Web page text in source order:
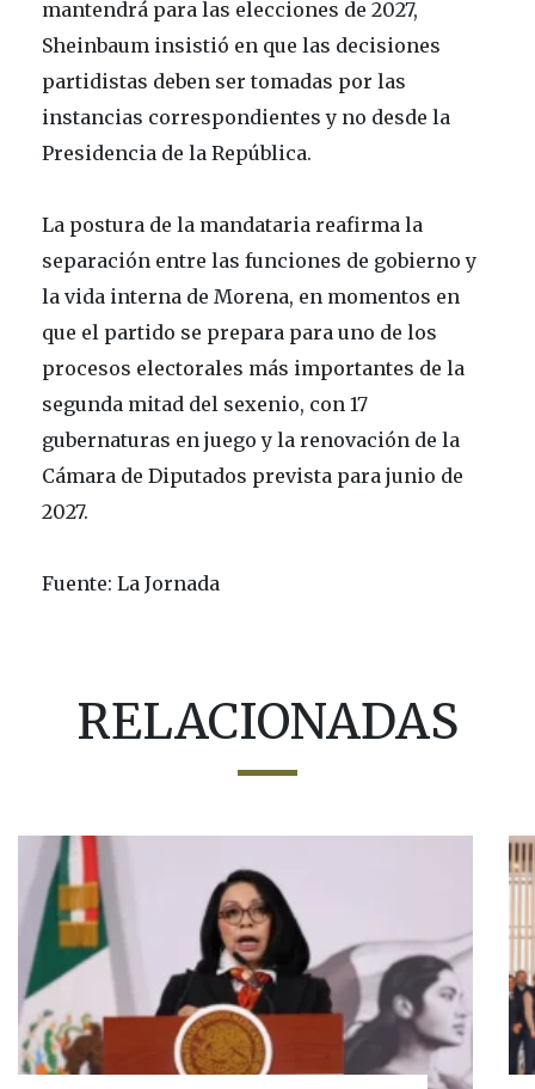
mantendrá para las elecciones de 2027,
Sheinbaum insistió en que las decisiones
partidistas deben ser tomadas por las
instancias correspondientes y no desde la
Presidencia de la República.
La postura de la mandataria reafirma la
separación entre las funciones de gobierno y
la vida interna de Morena, en momentos en
que el partido se prepara para uno de los
procesos electorales más importantes de la
segunda mitad del sexenio, con 17
gubernaturas en juego y la renovación de la
Cámara de Diputados prevista para junio de
2027.
Fuente: La Jornada
RELACIONADAS